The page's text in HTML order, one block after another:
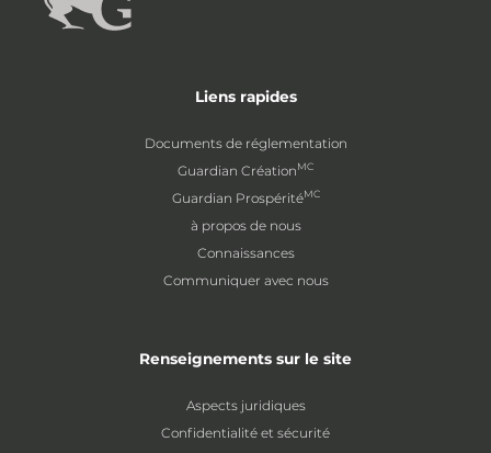
Liens rapides
Documents de réglementation
Guardian CréationMC
Guardian ProspéritéMC
à propos de nous
Connaissances
Communiquer avec nous
Renseignements sur le site
Aspects juridiques
Confidentialité et sécurité